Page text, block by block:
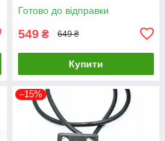
Готово до відправки
549 ₴ 649 ₴
Купити
–15%